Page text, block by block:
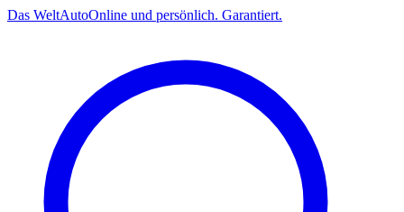
Das WeltAutoOnline und persönlich. Garantiert.